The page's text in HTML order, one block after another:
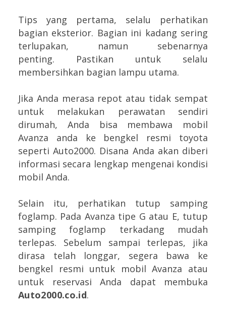
Tips yang pertama, selalu perhatikan
bagian eksterior. Bagian ini kadang sering
terlupakan, namun sebenarnya
penting. Pastikan untuk selalu
membersihkan bagian lampu utama.
Jika Anda merasa repot atau tidak sempat
untuk melakukan perawatan sendiri
dirumah, Anda bisa membawa mobil
Avanza anda ke bengkel resmi toyota
seperti Auto2000. Disana Anda akan diberi
informasi secara lengkap mengenai kondisi
mobil Anda.
Selain itu, perhatikan tutup samping
foglamp. Pada Avanza tipe G atau E, tutup
samping foglamp terkadang mudah
terlepas. Sebelum sampai terlepas, jika
dirasa telah longgar, segera bawa ke
bengkel resmi untuk mobil Avanza atau
untuk reservasi Anda dapat membuka
Auto2000.co.id.